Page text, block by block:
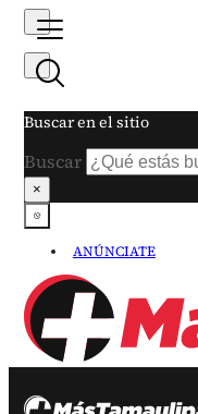
Buscar en el sitio
Buscar
×
ANÚNCIATE